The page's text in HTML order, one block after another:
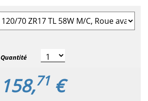
Sélectionner la taille du pneu
Quantité
158,71 €